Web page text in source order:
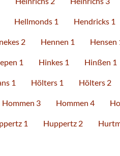
Hellmonds 1 Hendricks 1
2 Hennen 1 Hensen
1 Hinkes 1 Hinßen 1
1 Hölters 1 Hölters 2
Hommen 3 Hommen 4
1 Huppertz 2